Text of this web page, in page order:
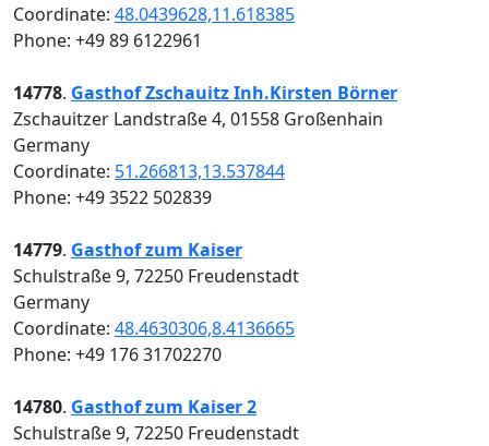
Coordinate: 48.0439628,11.618385
Phone: +49 89 6122961
14778. Gasthof Zschauitz Inh.Kirsten Börner
Zschauitzer Landstraße 4, 01558 Großenhain
Germany
Coordinate: 51.266813,13.537844
Phone: +49 3522 502839
14779. Gasthof zum Kaiser
Schulstraße 9, 72250 Freudenstadt
Germany
Coordinate: 48.4630306,8.4136665
Phone: +49 176 31702270
14780. Gasthof zum Kaiser 2
Schulstraße 9, 72250 Freudenstadt